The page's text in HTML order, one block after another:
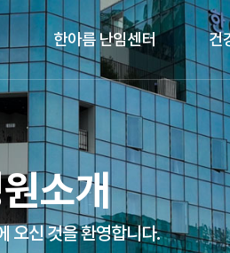
한아름 난임센터 건
소개
오신 것을 환영합니다.